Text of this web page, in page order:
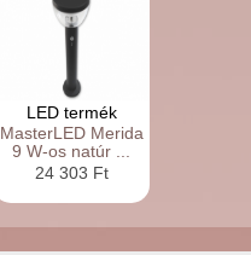
LED termék
MasterLED Merida
9 W-os natúr ...
24 303 Ft